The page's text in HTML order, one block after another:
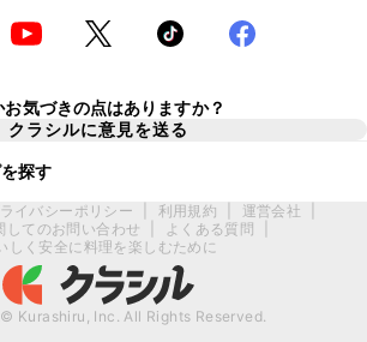
お気づきの点はありますか？
クラシルに意見を送る
探す
イバシーポリシー 利用規約 運営会社
してのお問い合わせ
よくある質問
しく安全に料理を楽しむために
Kurashiru, Inc. All Rights Reserved.